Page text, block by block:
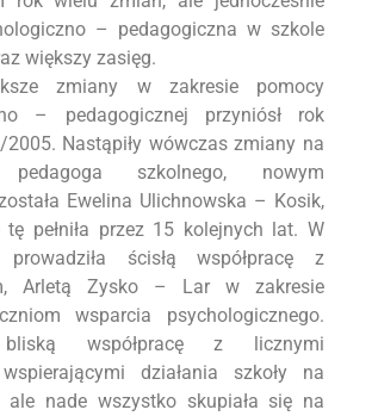
– pedagogiczna w szkole
większy zasięg.
zmiany w zakresie pomocy
– pedagogicznej przyniósł rok
Nastąpiły wówczas zmiany na
pedagoga szkolnego, nowym
Ewelina Ulichnowska – Kosik,
pełniła przez 15 kolejnych lat. W
ścisłą współpracę z
Arletą Zysko – Lar w zakresie
wsparcia psychologicznego.
bliską współpracę z licznymi
działania szkoły na
ale nade wszystko skupiała się na